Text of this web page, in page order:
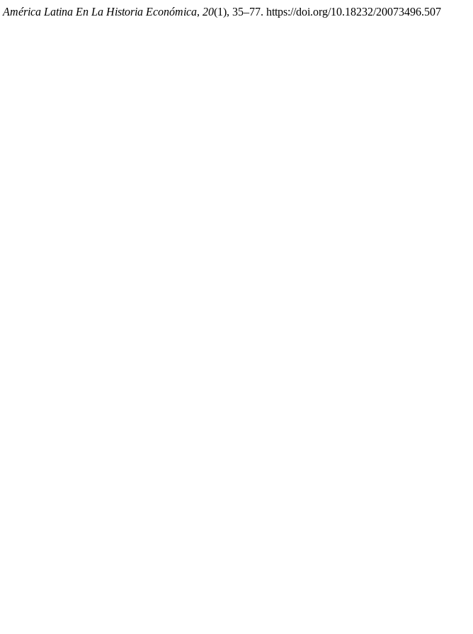
América Latina En La Historia Económica, 20(1), 35–77. https://doi.org/10.18232/20073496.507